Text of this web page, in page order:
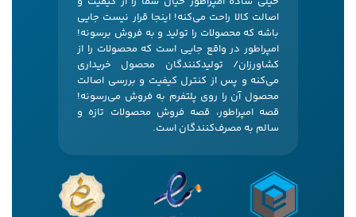
اصالت کالا راحت می‌کنه! اینجا قرار نیست جایی
باشه که محصولات را تولید و به فروش برسونه!
امپراطور در واقع جایی است که محصولات را از
کشاورزان/ تولیدکنندگان محصول خریداری
می‌کنه و پس از کنترل کیفیت و بررسی اصالت
محصول آن را روی پلتفرم به فروش می‌رسونه!
قصه امپراطور، قصه فروش محصولات تازه و
سالم به مصرف‌کنندگان است.